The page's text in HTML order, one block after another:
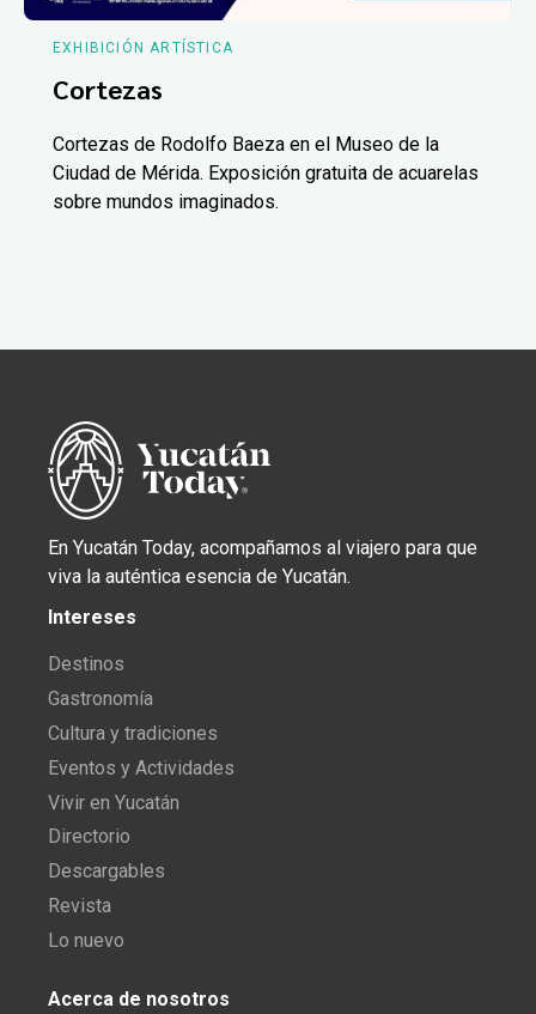
EXHIBICIÓN ARTÍSTICA
Cortezas
Cortezas de Rodolfo Baeza en el Museo de la
Ciudad de Mérida. Exposición gratuita de acuarelas
sobre mundos imaginados.
En Yucatán Today, acompañamos al viajero para que
viva la auténtica esencia de Yucatán.
Intereses
Destinos
Gastronomía
Cultura y tradiciones
Eventos y Actividades
Vivir en Yucatán
Directorio
Descargables
Revista
Lo nuevo
Acerca de nosotros